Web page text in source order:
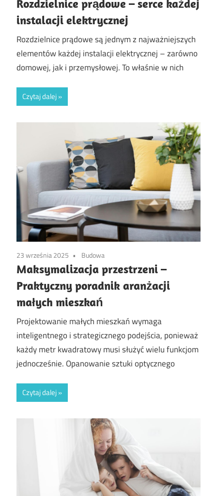
Rozdzielnice prądowe – serce każdej
instalacji elektrycznej
Rozdzielnice prądowe są jednym z najważniejszych
elementów każdej instalacji elektrycznej – zarówno
domowej, jak i przemysłowej. To właśnie w nich
Czytaj dalej
23 września 2025 Budowa
Maksymalizacja przestrzeni –
Praktyczny poradnik aranżacji
małych mieszkań
Projektowanie małych mieszkań wymaga
inteligentnego i strategicznego podejścia, ponieważ
każdy metr kwadratowy musi służyć wielu funkcjom
jednocześnie. Opanowanie sztuki optycznego
Czytaj dalej